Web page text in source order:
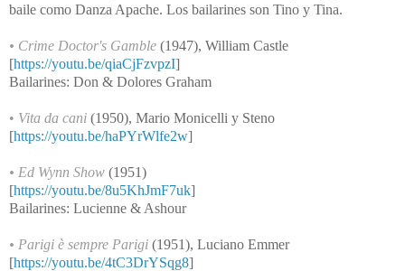
baile como Danza Apache. Los bailarines son Tino y Tina.
• Crime Doctor's Gamble (1947), William Castle
[https://youtu.be/qiaCjFzvpzI]
Bailarines: Don & Dolores Graham
• Vita da cani (1950), Mario Monicelli y Steno
[https://youtu.be/haPYrWlfe2w]
• Ed Wynn Show (1951)
[https://youtu.be/8u5KhJmF7uk]
Bailarines: Lucienne & Ashour
• Parigi è sempre Parigi (1951), Luciano Emmer
[https://youtu.be/4tC3DrYSqg8]